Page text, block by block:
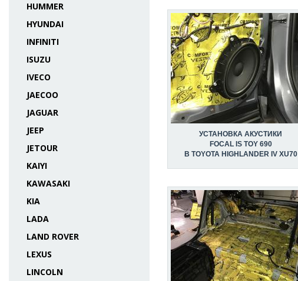
HUMMER
HYUNDAI
INFINITI
ISUZU
IVECO
JAECOO
JAGUAR
JEEP
JETOUR
KAIYI
KAWASAKI
KIA
LADA
LAND ROVER
LEXUS
LINCOLN
УСТАНОВКА АКУСТИКИ
FOCAL IS TOY 690
В TOYOTA HIGHLANDER IV XU70